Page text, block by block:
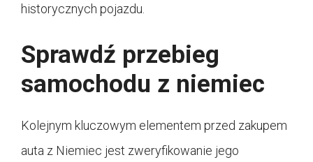
historycznych pojazdu.
Sprawdź przebieg
samochodu z niemiec
Kolejnym kluczowym elementem przed zakupem
auta z Niemiec jest zweryfikowanie jego